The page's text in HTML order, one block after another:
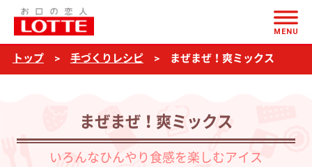
ま
ぜ
ま
ミ
MENU
トップ 手づくりレシピ まぜまぜ！爽ミックス
まぜまぜ！爽ミックス
いろんなひんやり食感を楽しむアイス